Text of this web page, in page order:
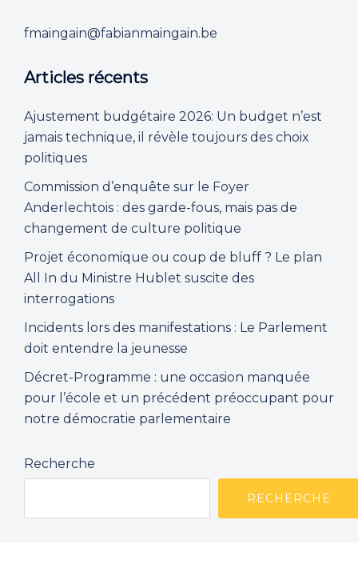
fmaingain@fabianmaingain.be
Articles récents
Ajustement budgétaire 2026: Un budget n’est
jamais technique, il révèle toujours des choix
politiques
Commission d’enquête sur le Foyer
Anderlechtois : des garde-fous, mais pas de
changement de culture politique
Projet économique ou coup de bluff ? Le plan
All In du Ministre Hublet suscite des
interrogations
Incidents lors des manifestations : Le Parlement
doit entendre la jeunesse
Décret-Programme : une occasion manquée
pour l’école et un précédent préoccupant pour
notre démocratie parlementaire
Recherche
RECHERCHE